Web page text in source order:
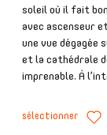
soleil où il fait
avec ascenseur
une vue dégagée
et la cathédrale
imprenable. À
sélectionner